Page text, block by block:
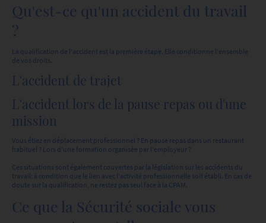
Qu'est-ce qu'un accident du travail
?
La qualification de l'accident est la première étape. Elle conditionne l'ensemble
de vos droits.
L'accident de trajet
L'accident lors de la pause repas ou d'une
mission
Vous étiez en déplacement professionnel ? En pause repas dans un restaurant
habituel ? Lors d'une formation organisée par l'employeur ?
Ces situations sont également couvertes par la législation sur les accidents du
travail: à condition que le lien avec l'activité professionnelle soit établi. En cas de
doute sur la qualification, ne restez pas seul face à la CPAM.
Ce que la Sécurité sociale vous